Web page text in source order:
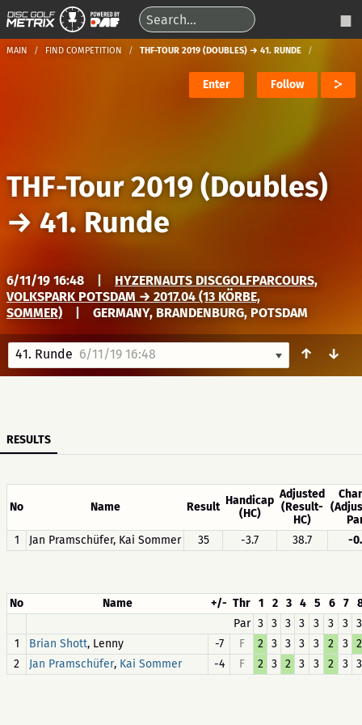
MAIN FIND COMPETITION THF-TOUR 2019 (DOUBLES) → 41. RUNDE
Enter Follow
THF-Tour 2019 (Doubles)
→ 41. Runde
6/11/19 16:48
HYZERNAUTS DISCGOLFPARCOURS,
VOLKSPARK POTSDAM → 2017.04 (13 KÖRBE,
SOMMER)
GERMANY, BRANDENBURG, POTSDAM
41. Runde 6/11/19 16:48 ↑ ↓
RESULTS
No Name Result Handicap
(HC)
Adjusted
(Result-
HC)
1
Jan Pramschüfer, Kai Sommer 35 -3.7 38.7 -
No Name +/- Thr 1 2 3 4 5 6 7
Par 3 3 3 3 3 3 3
3
1
Brian Shott, Lenny -7 F 2 3 3 3 3 2 3
2
2
Jan Pramschüfer, Kai Sommer -4 F 2 3 2 3 3 2 3 3